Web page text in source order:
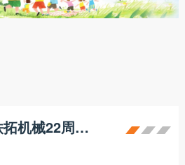
光影廿二载——铁拓机械22周年工厂开放日温情纪实